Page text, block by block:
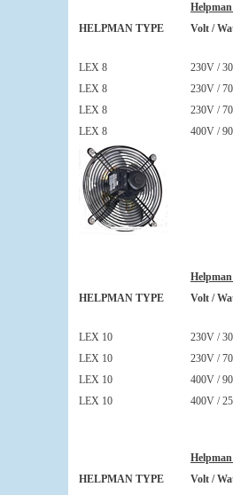
HELPMAN TYPE
Volt /
LEX 8
230V /
LEX 8
230V /
LEX 8
230V /
LEX 8
400V /
HELPMAN TYPE
Volt /
LEX 10
230V /
LEX 10
230V /
LEX 10
400V /
LEX 10
400V /
HELPMAN TYPE
Volt /